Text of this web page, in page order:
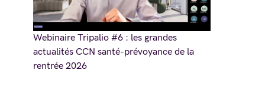
Webinaire Tripalio #6 : les grandes
actualités CCN santé-prévoyance de la
rentrée 2026